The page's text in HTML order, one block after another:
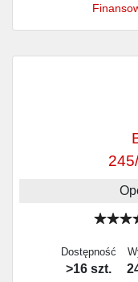
Dostępność
>16 szt.